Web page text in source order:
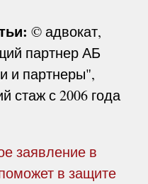
© адвокат,
партнер АБ
и партнеры",
стаж с 2006 года
заявление в
в защите